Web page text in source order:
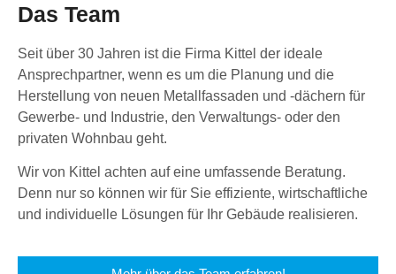
Das Team
Seit über 30 Jahren ist die Firma Kittel der ideale
Ansprechpartner, wenn es um die Planung und die
Herstellung von neuen Metallfassaden und -dächern für
Gewerbe- und Industrie, den Verwaltungs- oder den
privaten Wohnbau geht.
Wir von Kittel achten auf eine umfassende Beratung.
Denn nur so können wir für Sie effiziente, wirtschaftliche
und individuelle Lösungen für Ihr Gebäude realisieren.